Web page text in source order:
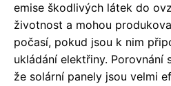
emise škodlivých látek do
životnost a mohou
počasí, pokud jsou k nim
ukládání elektřiny. Porovnání
že solární panely jsou velmi